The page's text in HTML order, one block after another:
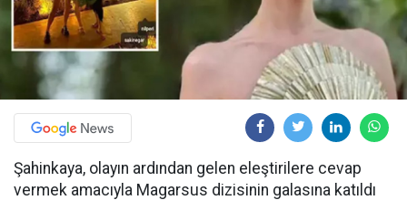
Şahinkaya, olayın ardından gelen eleştirilere cevap
vermek amacıyla Magarsus dizisinin galasına katıldı